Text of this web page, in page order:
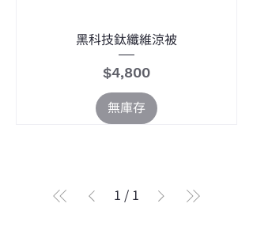
黑科技鈦纖維涼被
價格
$4,800
無庫存
1 / 1